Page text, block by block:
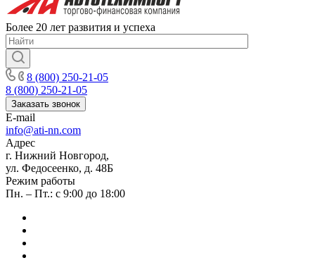
Более 20 лет развития и успеха
8 (800) 250-21-05
8 (800) 250-21-05
Заказать звонок
E-mail
info@ati-nn.com
Адрес
г. Нижний Новгород,
ул. Федосеенко, д. 48Б
Режим работы
Пн. – Пт.: с 9:00 до 18:00